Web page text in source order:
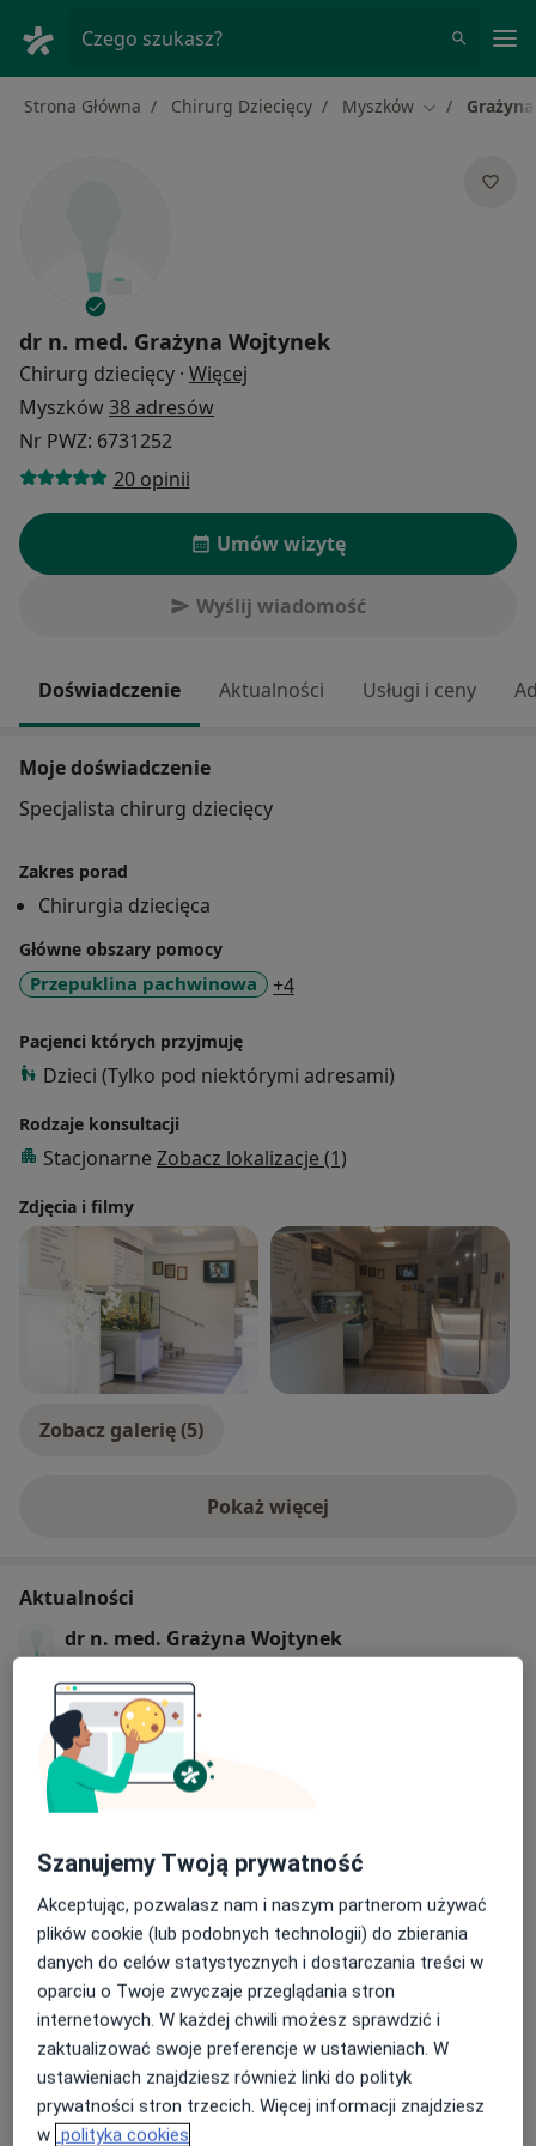
Czego szukasz?
Strona Główna Chirurg Dziecięcy Myszków Zmień miasto
dr n. med. Grażyna Wojtynek
Chirurg dziecięcy · Więcej
Myszków38 adresów
Nr PWZ: 6731252
20 opinii
Umów wizytę
Wyślij wiadomość
Doświadczenie Aktualności Usługi i ceny
Moje doświadczenie
Specjalista chirurg dziecięcy
Zakres porad
Chirurgia dziecięca
Główne obszary pomocy
Przepuklina pachwinowa +4a11y_sr_more_diseases
Pacjenci których przyjmuję
Dzieci (Tylko pod niektórymi adresami)
Rodzaje konsultacji
Stacjonarne Zobacz lokalizacje (1)
Zdjęcia i filmy
Zobacz galerię (5)
Pokaż więcejo doświadczeniu
Aktualności
dr n. med. Grażyna Wojtynek
Szanowni Państwo,
z okazji Jubileuszu 25-lecia działalności naszego
Niepublicznego Zakładu Opieki Zdrowotnej
"Święta Monika" sp. z o.o. składamy serdeczne
podziękowania wszystkim, którzy przez te lata
tworzyli i nadal tworzą jego historię.
Wyrazy głębokiej wdzięczności kierujemy do
naszych Pracowników – lekarzy, pielęgniarek oraz
całego personelu administracyjnego i
technicznego. Dziękujemy za profesjonalizm,
odpowiedzialność, zaangażowanie oraz
codzienną troskę o zdrowie i życie pacjentów. To
dzięki Państwa wiedzy, empatii i oddaniu nasza
Placówka cieszy się zaufaniem i uznaniem.
Dowiedz się więcej
Szanujemy Twoją prywatność
Akceptując, pozwalasz nam i naszym partnerom używać
plików cookie (lub podobnych technologii) do zbierania
danych do celów statystycznych i dostarczania treści w
oparciu o Twoje zwyczaje przeglądania stron
internetowych. W każdej chwili możesz sprawdzić i
zaktualizować swoje preferencje w ustawieniach. W
ustawieniach znajdziesz również linki do polityk
prywatności stron trzecich. Więcej informacji znajdziesz
w polityka cookies